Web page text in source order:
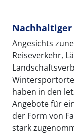
Angesichts
Reiseverkehr,
haben in den
Angebote für
der Form von
stark